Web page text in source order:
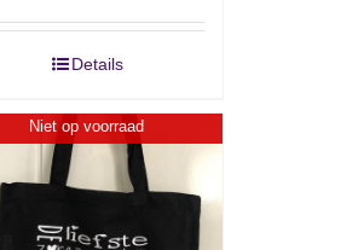
Details
Niet op voorraad